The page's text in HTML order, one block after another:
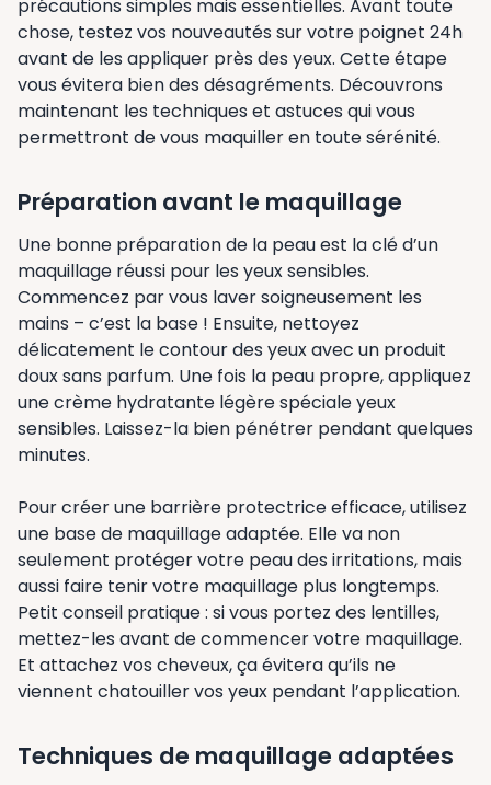
précautions simples mais essentielles. Avant toute
chose, testez vos nouveautés sur votre poignet 24h
avant de les appliquer près des yeux. Cette étape
vous évitera bien des désagréments. Découvrons
maintenant les techniques et astuces qui vous
permettront de vous maquiller en toute sérénité.
Préparation avant le maquillage
Une bonne préparation de la peau est la clé d’un
maquillage réussi pour les yeux sensibles.
Commencez par vous laver soigneusement les
mains – c’est la base ! Ensuite, nettoyez
délicatement le contour des yeux avec un produit
doux sans parfum. Une fois la peau propre, appliquez
une crème hydratante légère spéciale yeux
sensibles. Laissez-la bien pénétrer pendant quelques
minutes.
Pour créer une barrière protectrice efficace, utilisez
une base de maquillage adaptée. Elle va non
seulement protéger votre peau des irritations, mais
aussi faire tenir votre maquillage plus longtemps.
Petit conseil pratique : si vous portez des lentilles,
mettez-les avant de commencer votre maquillage.
Et attachez vos cheveux, ça évitera qu’ils ne
viennent chatouiller vos yeux pendant l’application.
Techniques de maquillage adaptées